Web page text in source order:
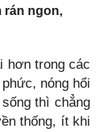
rán ngon,
hơn trong các
nóng hổi
thì chẳng
thống, ít khi